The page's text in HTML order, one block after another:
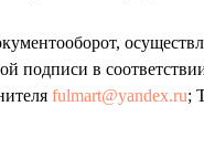
подписи в
fulmart@yandex.ru;